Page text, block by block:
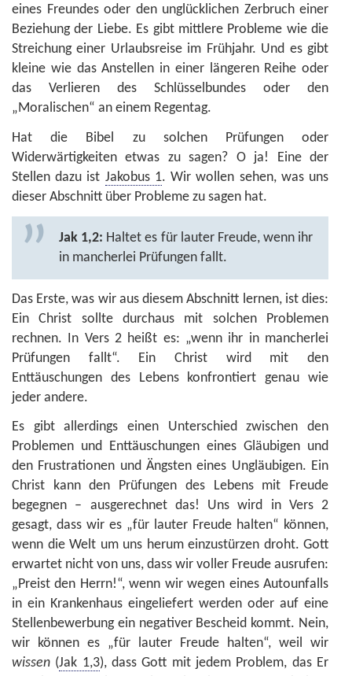
eines Freundes oder den unglücklichen Zerbruch einer
Beziehung der Liebe. Es gibt mittlere Probleme wie die
Streichung einer Urlaubsreise im Frühjahr. Und es gibt
kleine wie das Anstellen in einer längeren Reihe oder
das Verlieren des Schlüsselbundes oder den
„Moralischen“ an einem Regentag.
Hat die Bibel zu solchen Prüfungen oder
Widerwärtigkeiten etwas zu sagen? O ja! Eine der
Stellen dazu ist Jakobus 1. Wir wollen sehen, was uns
dieser Abschnitt über Probleme zu sagen hat.
Jak 1,2: Haltet es für lauter Freude, wenn ihr
in mancherlei Prüfungen fallt.
Das Erste, was wir aus diesem Abschnitt lernen, ist dies:
Ein Christ sollte durchaus mit solchen Problemen
rechnen. In Vers 2 heißt es: „wenn ihr in mancherlei
Prüfungen fallt“. Ein Christ wird mit den
Enttäuschungen des Lebens konfrontiert genau wie
jeder andere.
Es gibt allerdings einen Unterschied zwischen den
Problemen und Enttäuschungen eines Gläubigen und
den Frustrationen und Ängsten eines Ungläubigen. Ein
Christ kann den Prüfungen des Lebens mit Freude
begegnen – ausgerechnet das! Uns wird in Vers 2
gesagt, dass wir es „für lauter Freude halten“ können,
wenn die Welt um uns herum einzustürzen droht. Gott
erwartet nicht von uns, dass wir voller Freude ausrufen:
„Preist den Herrn!“, wenn wir wegen eines Autounfalls
in ein Krankenhaus eingeliefert werden oder auf eine
Stellenbewerbung ein negativer Bescheid kommt. Nein,
wir können es „für lauter Freude halten“, weil wir
wissen (Jak 1,3), dass Gott mit jedem Problem, das Er